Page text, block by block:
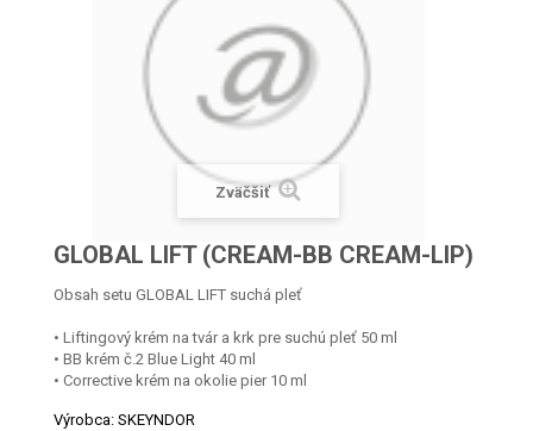
Zväčšiť
GLOBAL LIFT (CREAM-BB CREAM-LIP)
Obsah setu GLOBAL LIFT suchá pleť
• Liftingový krém na tvár a krk pre suchú pleť 50 ml
• BB krém č.2 Blue Light 40 ml
• Corrective krém na okolie pier 10 ml
Výrobca: SKEYNDOR